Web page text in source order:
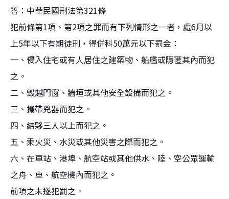
答：中華民國刑法第321條
犯前條第1項、第2項之罪而有下列情形之一者，處6月以
上5年以下有期徒刑，得併科50萬元以下罰金：
一、侵入住宅或有人居住之建築物、船艦或隱匿其內而犯
之。
二、毀越門窗、牆垣或其他安全設備而犯之。
三、攜帶兇器而犯之。
四、結夥三人以上而犯之。
五、乘火災、水災或其他災害之際而犯之。
六、在車站、港埠、航空站或其他供水、陸、空公眾運輸
之舟、車、航空機內而犯之。
前項之未遂犯罰之。